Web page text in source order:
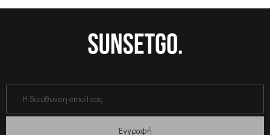
Εγγραφή